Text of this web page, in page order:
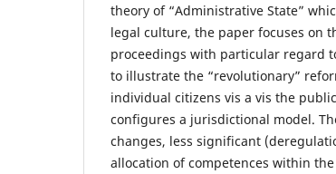
theory of “Administrative State”
legal culture, the paper focuses on
proceedings with particular regard
to illustrate the “revolutionary”
individual citizens vis a vis the
configures a jurisdictional model.
changes, less significant
allocation of competences within